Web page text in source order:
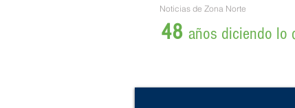
Noticias de Zona Norte
48 años diciendo lo